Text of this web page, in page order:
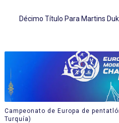
Décimo Título Para Martins
Campeonato de Europa de
Turquía)